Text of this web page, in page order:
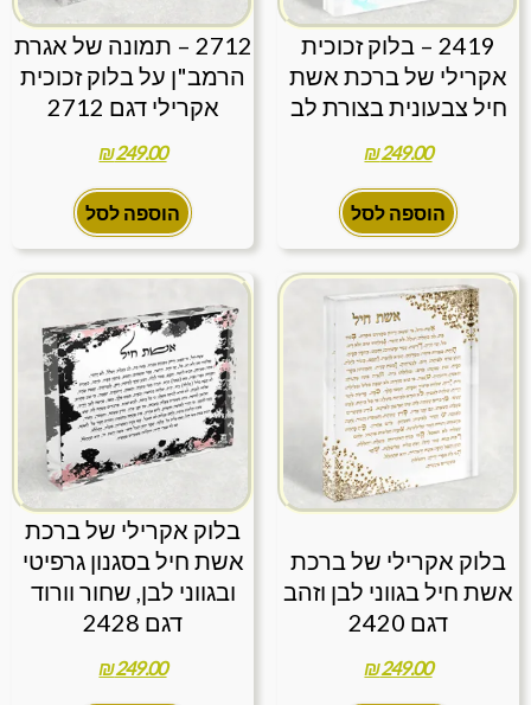
2419 – בלוק זכוכית
אקרילי של ברכת אשת
חיל צבעונית בצורת לב
₪249.00
הוספה לסל
2712 – תמונה של אגרת
הרמב"ן על בלוק זכוכית
אקרילי דגם 2712
₪249.00
הוספה לסל
בלוק אקרילי של ברכת
אשת חיל בגווני לבן וזהב
דגם 2420
₪249.00
בלוק אקרילי של ברכת
אשת חיל בסגנון גרפיטי
ובגווני לבן, שחור וורוד
דגם 2428
₪249.00